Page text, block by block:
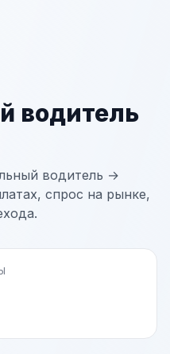
водитель
водитель →
спрос на рынке,